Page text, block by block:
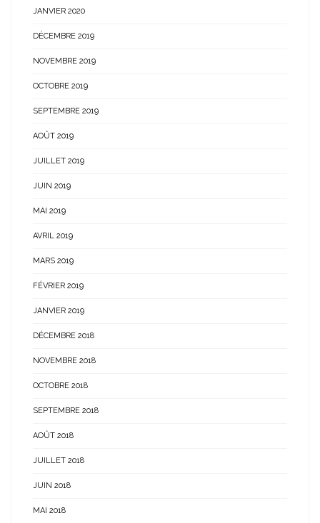
JANVIER 2020
DÉCEMBRE 2019
NOVEMBRE 2019
OCTOBRE 2019
SEPTEMBRE 2019
AOÛT 2019
JUILLET 2019
JUIN 2019
MAI 2019
AVRIL 2019
MARS 2019
FÉVRIER 2019
JANVIER 2019
DÉCEMBRE 2018
NOVEMBRE 2018
OCTOBRE 2018
SEPTEMBRE 2018
AOÛT 2018
JUILLET 2018
JUIN 2018
MAI 2018